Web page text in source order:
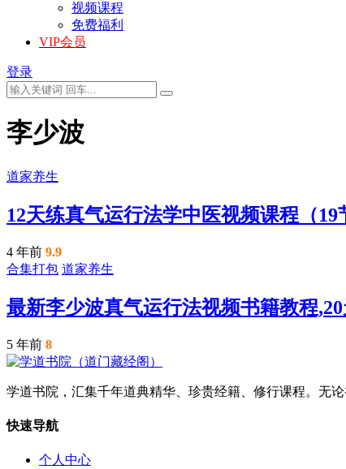
视频课程
免费福利
VIP会员
登录
李少波
道家养生
12天练真气运行法学中医视频课程（
4 年前 9.9
合集打包 道家养生
最新李少波真气运行法视频书籍教程
5 年前 8
学道书院，汇集千年道典精华、珍贵经籍、修行课程。无
快速导航
个人中心